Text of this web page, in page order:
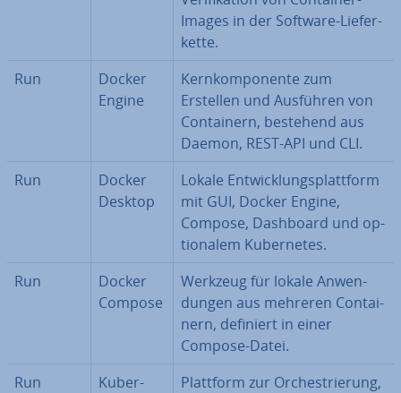
Images in der Software-Lie­fer­
ket­te.
Run
Docker
Engine
Kern­kom­po­nen­te zum
Erstellen und Ausführen von
Con­tai­nern, bestehend aus
Daemon, REST-API und CLI.
Run
Docker
Desktop
Lokale Ent­wick­lungs­platt­form
mit GUI, Docker Engine,
Compose, Dashboard und op­
tio­na­lem Ku­ber­netes.
Run
Docker
Compose
Werkzeug für lokale An­wen­
dun­gen aus mehreren Con­tai­
nern, definiert in einer
Compose-Datei.
Run
Ku­ber­
Plattform zur Or­ches­trie­rung,